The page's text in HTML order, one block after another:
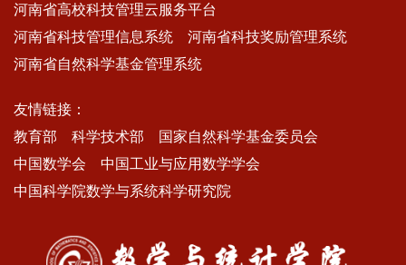
河南省高校科技管理云服务平台
河南省科技管理信息系统
河南省科技奖励管理系统
河南省自然科学基金管理系统
友情链接：
教育部
科学技术部
国家自然科学基金委员会
中国数学会
中国工业与应用数学学会
中国科学院数学与系统科学研究院